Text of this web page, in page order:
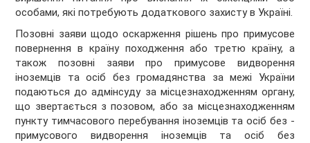
особами, які потребують додаткового захисту в Україні.
Позовні заяви щодо оскарження рішень про примусове
повернення в країну походження або третю країну, а
також позовні заяви про примусове видворення
іноземців та осіб без громадянства за межі України
подаються до адмінсуду за місцезнаходженням органу,
що звертається з позовом, або за місцезнаходженням
пункту тимчасового перебування іноземців та осіб без -
примусового видворення іноземців та осіб без